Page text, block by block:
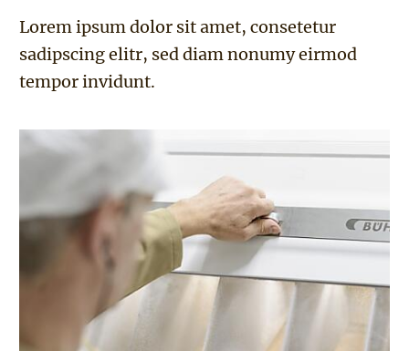
Lorem ipsum dolor sit amet, consetetur
sadipscing elitr, sed diam nonumy eirmod
tempor invidunt.